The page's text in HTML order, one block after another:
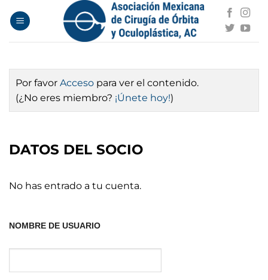
Por favor Acceso para ver el contenido.
(¿No eres miembro? ¡Únete hoy!)
DATOS DEL SOCIO
No has entrado a tu cuenta.
NOMBRE DE USUARIO